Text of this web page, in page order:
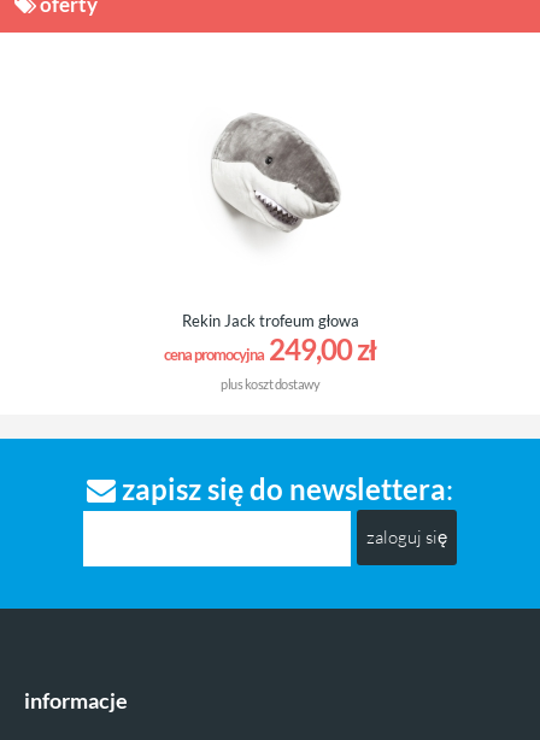
Rekin Jack trofeum głowa
cena promocyjna 249,00 zł
pluskoszt dostawy
zapisz się do newslettera
zaloguj się
informacje